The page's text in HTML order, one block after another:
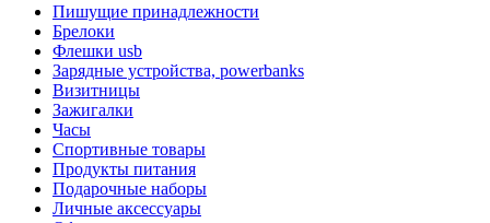
Пишущие принадлежности
Брелоки
Флешки usb
Зарядные устройства, powerbanks
Визитницы
Зажигалки
Часы
Спортивные товары
Продукты питания
Подарочные наборы
Личные аксессуары